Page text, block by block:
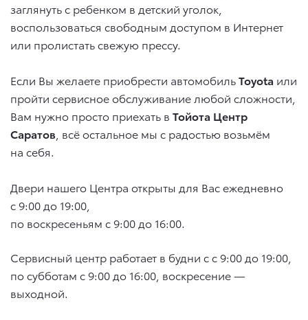
заглянуть с ребенком в детский уголок,
воспользоваться свободным доступом в Интернет
или пролистать свежую прессу.
Если Вы желаете приобрести автомобильToyota или
пройти сервисное обслуживание любой сложности,
Вам нужно просто приехать в Тойота Центр
Саратов , всё остальное мы с радостью возьмём
на себя.
Двери нашего Центра открыты для Вас ежедневно
с 9:00 до 19:00,
по воскресеньям с 9:00 до 16:00.
Сервисный центр работает в будни с с 9:00 до 19:00,
по субботам с 9:00 до 16:00, воскресение —
выходной.